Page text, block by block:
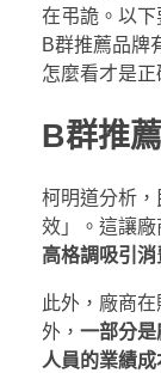
在弔詭。以
B群推薦品牌
怎麼看才是正
B群推
柯明道分析
效」。這讓
高格調吸引消
此外，廠商
外， 一部分是
人員的業績成